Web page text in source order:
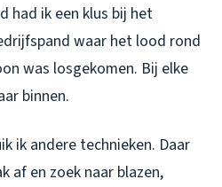
had ik een klus bij het
waar het lood rond
was losgekomen. Bij elke
binnen.
ik andere technieken. Daar
af en zoek naar blazen,